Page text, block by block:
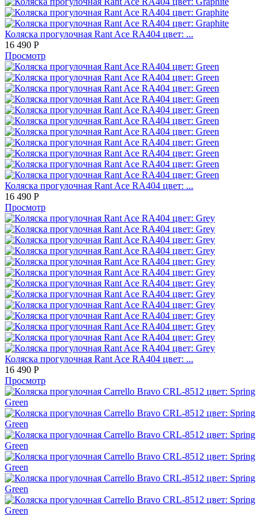
Коляска прогулочная Rant Ace RA404 цвет: ...
16 490 Р
Просмотр
Коляска прогулочная Rant Ace RA404 цвет: ...
16 490 Р
Просмотр
Коляска прогулочная Rant Ace RA404 цвет: ...
16 490 Р
Просмотр